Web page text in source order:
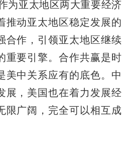
为亚太地区两大重要经济
推动亚太地区稳定发展的
合作，引领亚太地区继续
重要引擎。合作共赢是时
美中关系应有的底色。中
展，美国也在着力发展经
限广阔，完全可以相互成